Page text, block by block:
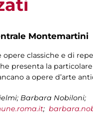
Montemartini
opere classiche e di
presenta la
a opere d’arte
Barbara Nobiloni;
;